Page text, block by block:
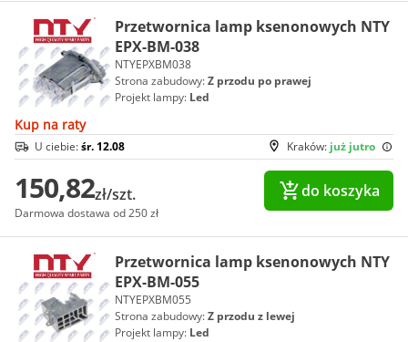
Przetwornica lamp ksenonowych NTY
EPX-BM-038
NTYEPXBM038
Strona zabudowy:Z przodu po prawej
Projekt lampy: Led
Kup na raty
Kraków: już jutro
U ciebie:śr. 12.08
150,82zł/szt.
Darmowa dostawa od 250 zł
do koszyka
Przetwornica lamp ksenonowych NTY
EPX-BM-055
NTYEPXBM055
Strona zabudowy:Z przodu z lewej
Projekt lampy: Led